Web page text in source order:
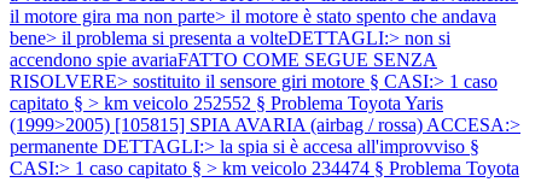
il motore gira ma non parte> il motore è stato spento che andava
bene> il problema si presenta a volteDETTAGLI:> non si
accendono spie avariaFATTO COME SEGUE SENZA
RISOLVERE> sostituito il sensore giri motore § CASI:> 1 caso
capitato § > km veicolo 252552 § Problema Toyota Yaris
(1999>2005) [105815] SPIA AVARIA (airbag / rossa) ACCESA:>
permanente DETTAGLI:> la spia si è accesa all'improvviso §
CASI:> 1 caso capitato § > km veicolo 234474 § Problema Toyota